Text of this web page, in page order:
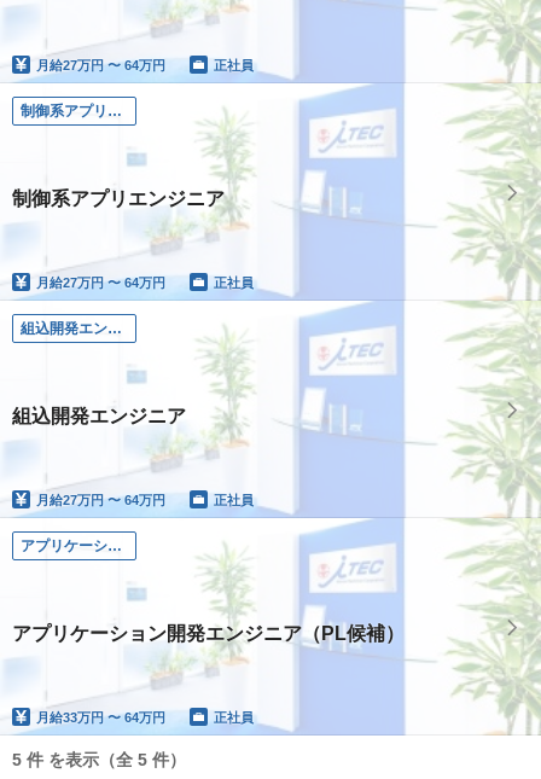
月給27万円 〜 64万円 正社員
制御系アプリエンジニア
制御系アプリエンジニア
月給27万円 〜 64万円 正社員
組込開発エンジニア
組込開発エンジニア
月給27万円 〜 64万円 正社員
アプリケーション開発エンジニア（PL候補）
アプリケーション開発エンジニア（PL候補）
月給33万円 〜 64万円 正社員
5 件 を表示（全 5 件）